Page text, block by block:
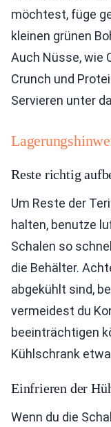
möchtest, füge
kleinen grünen
Auch Nüsse, wie
Crunch und
Servieren unter
Reste richtig
Um Reste der
halten, benutze
Schalen so
die Behälter.
abgekühlt sind,
vermeidest du
beeinträchtigen
Kühlschrank
Einfrieren der
Wenn du die